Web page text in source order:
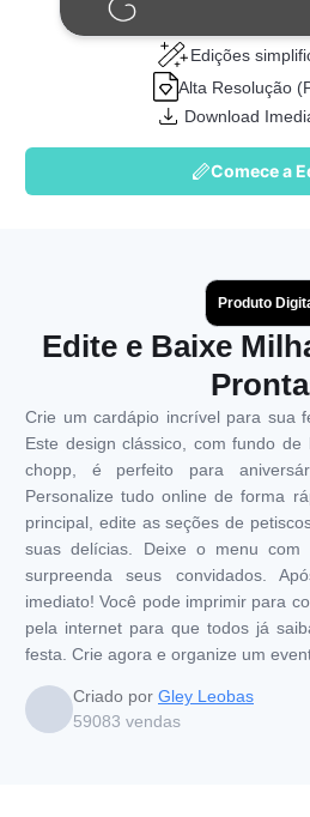
Edições
Alta Resolução
Download
Comece a
Produto
Edite e Baixe
Crie um cardápio incrível para sua
Este design clássico, com fundo
chopp, é perfeito para
Personalize tudo online de forma
principal, edite as seções de
suas delícias. Deixe o menu
surpreenda seus convidados.
imediato! Você pode imprimir para
pela internet para que todos já
festa. Crie agora e organize um
Criado por Gley Leobas
59083 vendas